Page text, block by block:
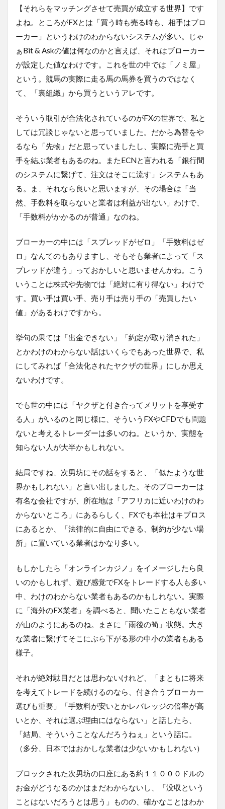
【それらをマッチングさせて売買が成立する世界】です
よね。ところがFXとは「買う時も売る時も、相手はブロ
ーカー」というわけのわからないシステムが多い。じゃ
ぁBit & Askの値は何なのかと言えば、それはブローカー
が設定した値なわけです。これを世の中では「ノミ屋」
という。競馬の実際に走る馬の馬券を買うのではなく
て、「裏組織」から買うというアレです。
そういう取引が合法化されているのがFXの世界で、私と
しては冗談じゃないと思っていました。だから為替をや
るなら「先物」だと思っていましたし、実際に売手と買
手を結ぶ業者もあるのね。またECNと言われる「銀行間
のシステムに繋げて、注文はそこに流す」システムもあ
る。ま、それなら良いと思いますが、その場合は「当
然、手数料を取らないと業者は利益が出ない」わけで、
「手数料がかかるのが普通」なのね。
ブローカーの中には「スプレッドがゼロ」「手数料はゼ
ロ」なんてのもありますし、そもそも業者によって「ス
プレッドが違う」っておかしいと思いませんかね。こう
いうことは株式や先物では「絶対に有り得ない」わけで
す。買い手は買い手、売り手は売り手の「売買したい
値」があるわけですから。
挙句の果ては「出金できない」「約定が取り消された」
とかわけのわからない話はいくらでもあった世界で、私
にしてみれば「合法化されたヤクザの世界」にしか思え
ないわけです。
でも世の中には「ヤクザと付き合ってメリットを享受す
る人」がいるのと同じ様に、そういうFXやCFDでも問題
ないと考えるトレーダーは多いのね。というか、実態を
知らない人が大半かもしれない。
結局ですね、次男坊にその話をすると、「似たような世
界かもしれない」と言い出しました。そのブローカーは
有名な会社ですが、所在地は「アフリカに近いわけのわ
からないところ」にあるらしく、FXでも本社はキプロス
にあるとか、「法律的に自由にできる、制約が少ない場
所」に置いている業者はかなり多い。
もしかしたら「オンラインカジノ」をイメージしたら良
いのかもしれず、遊び感覚でFXをトレードする人も多い
中、わけのわからない業者もあるのかもしれない。実際
に「海外のFX業者」を調べると、聞いたこともない業者
が山のようにあるのね。まさに「雨後の筍」状態。大き
な業者に繋げてそこにぶら下がる形の中小の業者もある
様子。
それが絶対駄目だとは思わないけれど、「まともに将来
を考えてトレードを続けるのなら、付き合うブローカー
選びも重要」「手数料が安いとかレバレッジの倍率が高
いとか、それは選ぶ理由にはならない」と話したら、
「結局、そういうことなんだろうねぇ」という話に。
（多分、日本ではおかしな業者は少ないかもしれない）
ブロックされた次男坊の口座にある約１１０００ドルの
お金がどうなるのかはまだわからないし、「没収という
ことはないだろうとは思う」ものの、確かなことはわか